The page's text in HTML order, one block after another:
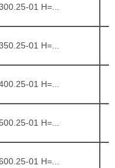
01 H=...
01 H=...
01 H=...
01 H=...
01 H=...